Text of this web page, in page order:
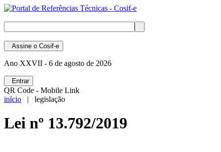
Assine o Cosif-e
Ano XXVII - 6 de agosto de 2026
Entrar
QR Code - Mobile Link
início | legislação
Lei nº 13.792/2019